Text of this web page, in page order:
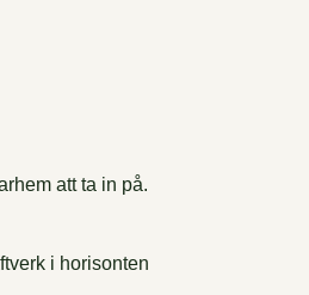
att ta in på.